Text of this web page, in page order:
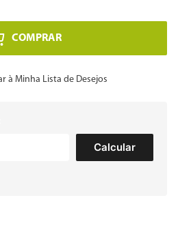
COMPRAR
Calcular